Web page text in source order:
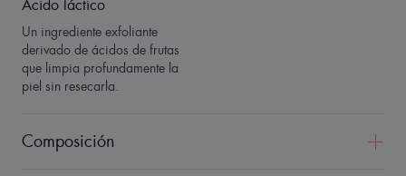
Composición
Ácido láctico
Un ingrediente exfoliante
derivado de ácidos de frutas
que limpia profundamente la
piel sin resecarla.